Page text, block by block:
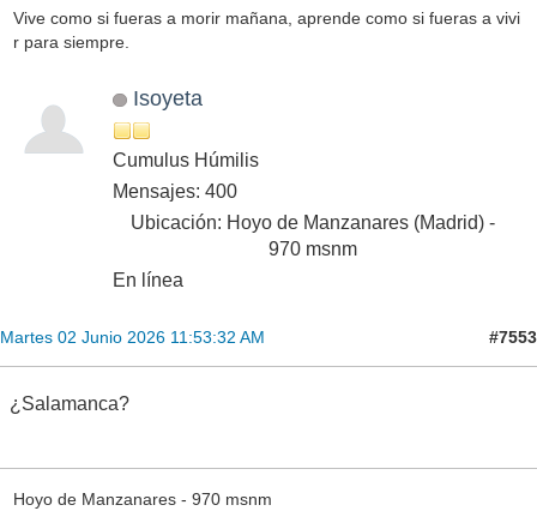
Vive como si fueras a morir mañana, aprende como si fueras a vivi
r para siempre.
Isoyeta
Cumulus Húmilis
Mensajes: 400
Ubicación: Hoyo de Manzanares (Madrid) -
970 msnm
En línea
Martes 02 Junio 2026 11:53:32 AM #7553
¿Salamanca?
Hoyo de Manzanares - 970 msnm